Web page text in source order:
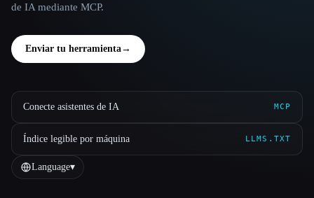
de IA mediante MCP.
Enviar tu herramienta→
Conecte asistentes de IA MCP
Índice legible por máquina LLMS.TXT
Language▾